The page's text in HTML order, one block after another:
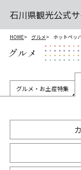
石川県観光公式
HOME グルメ ホットペッ
グルメ
グルメ・お土産特集